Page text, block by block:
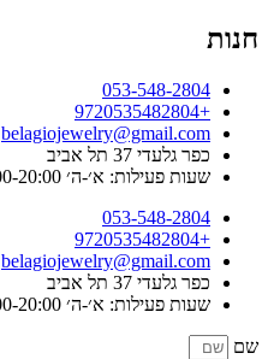
חנות
053-548-2804
+9720535482804
belagiojewelry@gmail.com
כפר גלעדי 37 תל אביב
שעות פעילות: א׳-ה׳ 09:00-20:00 ו׳ וערבי חג 9:00-15:00
053-548-2804
+9720535482804
belagiojewelry@gmail.com
כפר גלעדי 37 תל אביב
שעות פעילות: א׳-ה׳ 09:00-20:00 ו׳ וערבי חג 9:00-15:00
שם